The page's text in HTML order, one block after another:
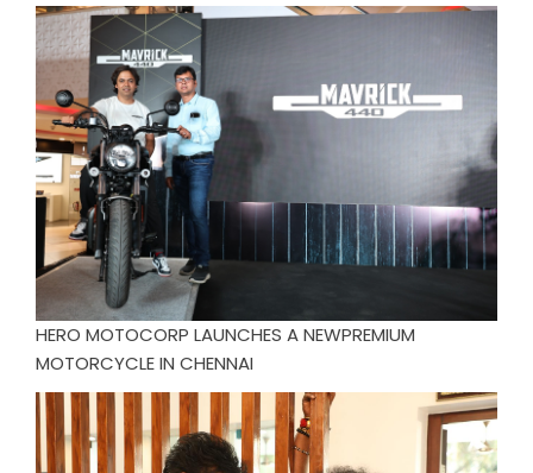
HERO MOTOCORP LAUNCHES A NEWPREMIUM
MOTORCYCLE IN CHENNAI